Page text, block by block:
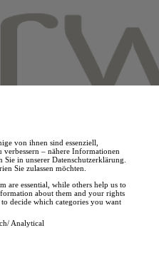
von ihnen sind essenziell,
verbessern – nähere Informationen
in unserer Datenschutzerklärung.
Sie zulassen möchten.
are essential, while others help us to
about them and your rights
decide which categories you want
Analytical